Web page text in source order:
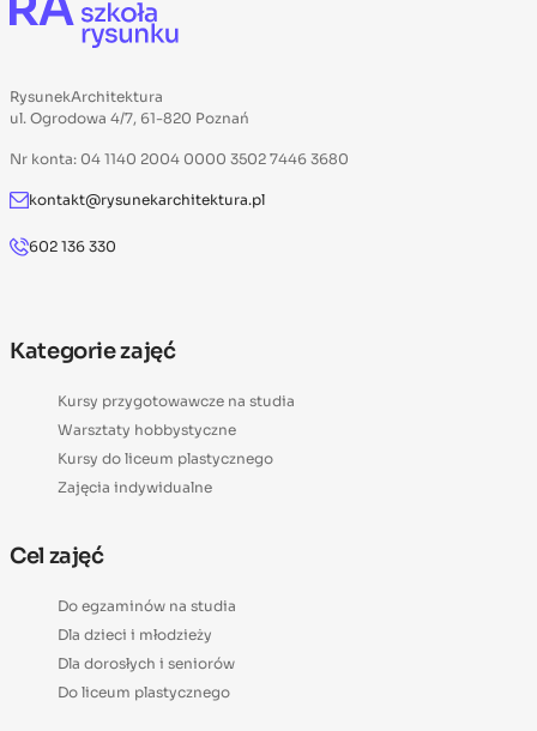
RysunekArchitektura
ul. Ogrodowa 4/7, 61-820 Poznań
Nr konta: 04 1140 2004 0000 3502 7446 3680
kontakt@rysunekarchitektura.pl
602 136 330
Kategorie zajęć
Kursy przygotowawcze na studia
Warsztaty hobbystyczne
Kursy do liceum plastycznego
Zajęcia indywidualne
Cel zajęć
Do egzaminów na studia
Dla dzieci i młodzieży
Dla dorosłych i seniorów
Do liceum plastycznego